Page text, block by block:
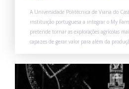
A Universidade Politécnica de Viana do
instituição portuguesa a integrar o My
pretende tornar as explorações agrícolas
capazes de gerar valor para além da